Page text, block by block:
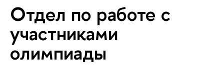
Отдел по работе с
участниками
олимпиады